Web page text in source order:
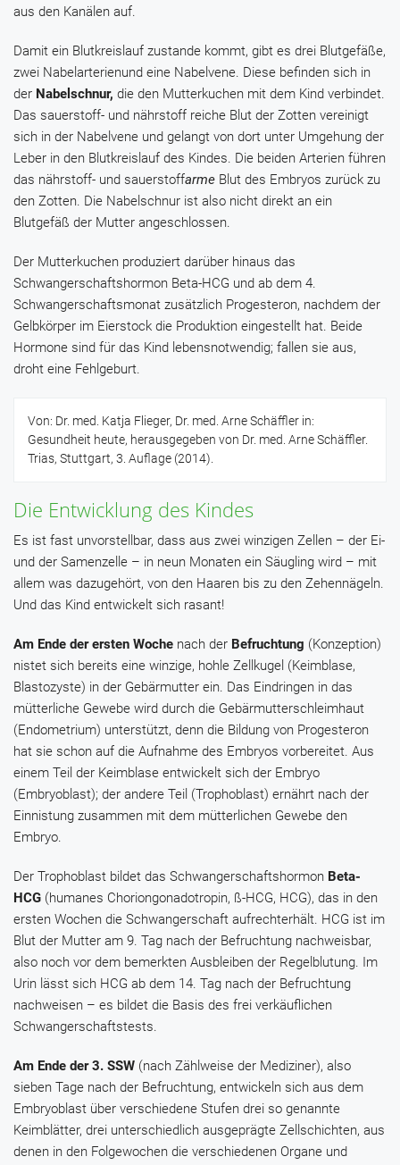
aus den Kanälen auf.
Damit ein Blutkreislauf zustande kommt, gibt es drei Blutgefäße,
zwei Nabelarterienund eine Nabelvene. Diese befinden sich in
der Nabelschnur, die den Mutterkuchen mit dem Kind verbindet.
Das sauerstoff- und nährstoff reiche Blut der Zotten vereinigt
sich in der Nabelvene und gelangt von dort unter Umgehung der
Leber in den Blutkreislauf des Kindes. Die beiden Arterien führen
das nährstoff- und sauerstoffarme Blut des Embryos zurück zu
den Zotten. Die Nabelschnur ist also nicht direkt an ein
Blutgefäß der Mutter angeschlossen.
Der Mutterkuchen produziert darüber hinaus das
Schwangerschaftshormon Beta-HCG und ab dem 4.
Schwangerschaftsmonat zusätzlich Progesteron, nachdem der
Gelbkörper im Eierstock die Produktion eingestellt hat. Beide
Hormone sind für das Kind lebensnotwendig; fallen sie aus,
droht eine Fehlgeburt.
Von: Dr. med. Katja Flieger, Dr. med. Arne Schäffler in:
Gesundheit heute, herausgegeben von Dr. med. Arne Schäffler.
Trias, Stuttgart, 3. Auflage (2014).
Die Entwicklung des Kindes
Es ist fast unvorstellbar, dass aus zwei winzigen Zellen – der Ei-
und der Samenzelle – in neun Monaten ein Säugling wird – mit
allem was dazugehört, von den Haaren bis zu den Zehennägeln.
Und das Kind entwickelt sich rasant!
Am Ende der ersten Woche nach der Befruchtung (Konzeption)
nistet sich bereits eine winzige, hohle Zellkugel (Keimblase,
Blastozyste) in der Gebärmutter ein. Das Eindringen in das
mütterliche Gewebe wird durch die Gebärmutterschleimhaut
(Endometrium) unterstützt, denn die Bildung von Progesteron
hat sie schon auf die Aufnahme des Embryos vorbereitet. Aus
einem Teil der Keimblase entwickelt sich der Embryo
(Embryoblast); der andere Teil (Trophoblast) ernährt nach der
Einnistung zusammen mit dem mütterlichen Gewebe den
Embryo.
Der Trophoblast bildet das Schwangerschaftshormon Beta-
HCG (humanes Choriongonadotropin, ß-HCG, HCG), das in den
ersten Wochen die Schwangerschaft aufrechterhält. HCG ist im
Blut der Mutter am 9. Tag nach der Befruchtung nachweisbar,
also noch vor dem bemerkten Ausbleiben der Regelblutung. Im
Urin lässt sich HCG ab dem 14. Tag nach der Befruchtung
nachweisen – es bildet die Basis des frei verkäuflichen
Schwangerschaftstests.
Am Ende der 3. SSW (nach Zählweise der Mediziner), also
sieben Tage nach der Befruchtung, entwickeln sich aus dem
Embryoblast über verschiedene Stufen drei so genannte
Keimblätter, drei unterschiedlich ausgeprägte Zellschichten, aus
denen in den Folgewochen die verschiedenen Organe und